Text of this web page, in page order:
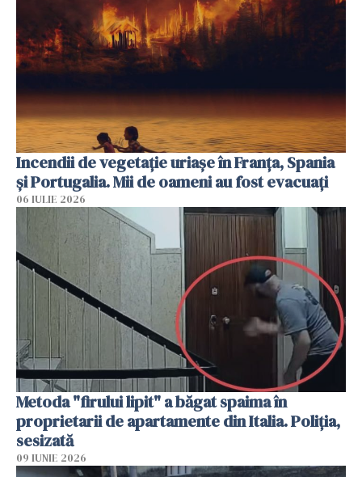
Incendii de vegetație uriașe în Franța, Spania
și Portugalia. Mii de oameni au fost evacuați
06 IULIE 2026
Metoda "firului lipit" a băgat spaima în
proprietarii de apartamente din Italia. Poliția,
sesizată
09 IUNIE 2026